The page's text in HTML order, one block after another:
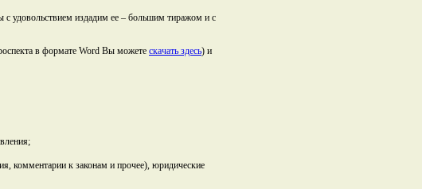
удовольствием издадим ее – большим тиражом и с
в формате Word Вы можете скачать здесь) и
комментарии к законам и прочее), юридические